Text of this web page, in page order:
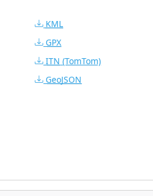
KML
GPX
ITN (TomTom)
GeoJSON